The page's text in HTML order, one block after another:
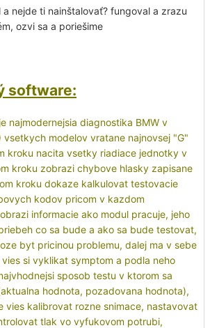
nejde ti nainštalovať? fungoval a zrazu
ozvi sa a poriešime
software:
najmodernejsia diagnostika BMW v
vsetkych modelov vratane najnovsej "G"
kroku nacita vsetky riadiace jednotky v
kroku zobrazi chybove hlasky zapisane
kroku dokaze kalkulovat testovacie
kodov pricom v kazdom
informacie ako modul pracuje, jeho
co sa bude a ako sa bude testovat,
byt pricinou problemu, dalej ma v sebe
si vyklikat symptom a podla neho
sposob testu v ktorom sa
hodnota, pozadovana hodnota),
vies kalibrovat rozne snimace, nastavovat
tlak vo vyfukovom potrubi,